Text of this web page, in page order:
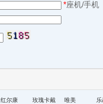
*座机/手机
红尔康
玫瑰卡戴
唯美